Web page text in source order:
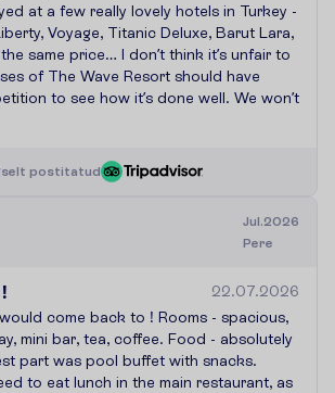
at a few really lovely hotels in Turkey -
Voyage, Titanic Deluxe, Barut Lara,
same price… I don’t think it’s unfair to
of The Wave Resort should have
to see how it’s done well. We won’t
selt postitatud
Jul.2026
Pere
22.07.2026
come back to ! Rooms - spacious,
mini bar, tea, coffee. Food - absolutely
part was pool buffet with snacks.
to eat lunch in the main restaurant, as